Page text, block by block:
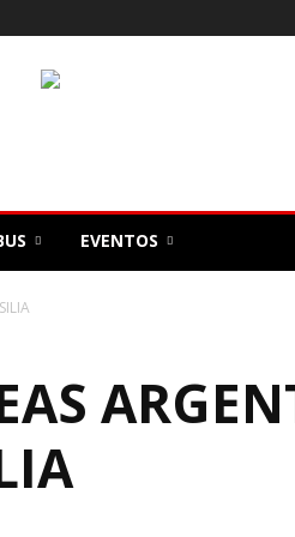
EVENTOS